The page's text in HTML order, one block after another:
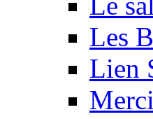
Les
Lien